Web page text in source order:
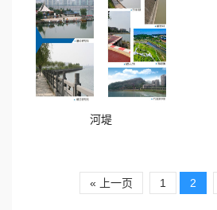
河堤
« 上一页 1 2